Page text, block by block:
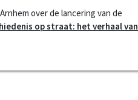
over de lancering van de
op straat: het verhaal van